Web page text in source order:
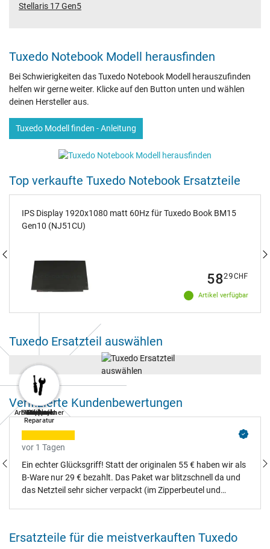
Stellaris 17 Gen5
Tuxedo Notebook Modell herausfinden
Bei Schwierigkeiten das Tuxedo Notebook Modell herauszufinden
helfen wir gerne weiter. Klicke auf den Button unten und wählen
deinen Hersteller aus.
Tuxedo Modell finden - Anleitung
Top verkaufte Tuxedo Notebook Ersatzteile
IPS Display 1920x1080 matt 60Hz für Tuxedo Book BM15
Gen10 (NJ51CU)
Artikel verfügbar
5829CHF
Tuxedo Ersatzteil auswählen
Akkus
Tastatur
Netzteil
Lüfter
Display
Festplatten
Arbeitsspeicher
Notebook
Reparatur
Verifizierte Kundenbewertungen
vor 1 Tagen
Ein echter Glücksgriff! Statt der originalen 55 € haben wir als
B-Ware nur 29 € bezahlt. Das Paket war blitzschnell da und
das Netzteil sehr sicher verpackt (im Zipperbeutel und
einzigen Kratzer. Dass die Originalverpackung fehlt, stört uns
Ersatzteile für die meistverkauften Tuxedo